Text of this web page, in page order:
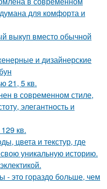
для комфорта и
выкуп вместо обычной
и дизайнерские
21, 5 кв.
в современном стиле,
элегантность и
кв.
цвета и текстур, где
уникальную историю.
- это гораздо больше, чем